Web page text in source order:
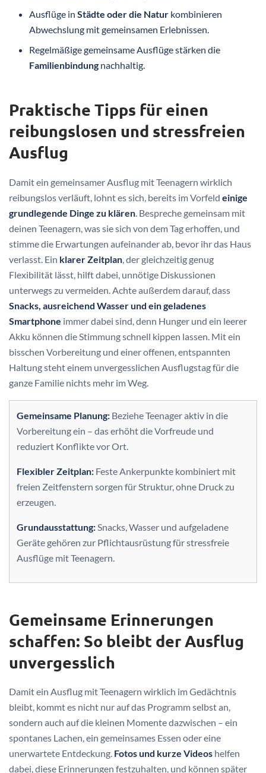
Ausflüge inStädte oder die Natur kombinieren
Abwechslung mit gemeinsamen Erlebnissen.
Regelmäßige gemeinsame Ausflüge stärken die
Familienbindung nachhaltig.
Praktische Tipps für einen
reibungslosen und stressfreien
Ausflug
Damit ein gemeinsamer Ausflug mit Teenagern wirklich
reibungslos verläuft, lohnt es sich, bereits im Vorfeld einige
grundlegende Dinge zu klären . Bespreche gemeinsam mit
deinen Teenagern, was sie sich von dem Tag erhoffen, und
stimme die Erwartungen aufeinander ab, bevor ihr das Haus
verlasst. Ein klarer Zeitplan , der gleichzeitig genug
Flexibilität lässt, hilft dabei, unnötige Diskussionen
unterwegs zu vermeiden. Achte außerdem darauf, dass
Snacks, ausreichend Wasser und ein geladenes
Smartphone immer dabei sind, denn Hunger und ein leerer
Akku können die Stimmung schnell kippen lassen. Mit ein
bisschen Vorbereitung und einer offenen, entspannten
Haltung steht einem unvergesslichen Ausflugstag für die
ganze Familie nichts mehr im Weg.
Gemeinsame Planung: Beziehe Teenager aktiv in die
Vorbereitung ein – das erhöht die Vorfreude und
reduziert Konflikte vor Ort.
Flexibler Zeitplan: Feste Ankerpunkte kombiniert mit
freien Zeitfenstern sorgen für Struktur, ohne Druck zu
erzeugen.
Grundausstattung: Snacks, Wasser und aufgeladene
Geräte gehören zur Pflichtausrüstung für stressfreie
Ausflüge mit Teenagern.
Gemeinsame Erinnerungen
schaffen: So bleibt der Ausflug
unvergesslich
Damit ein Ausflug mit Teenagern wirklich im Gedächtnis
bleibt, kommt es nicht nur auf das Programm selbst an,
sondern auch auf die kleinen Momente dazwischen – ein
spontanes Lachen, ein gemeinsames Essen oder eine
unerwartete Entdeckung. Fotos und kurze Videos helfen
dabei, diese Erinnerungen festzuhalten, und können später